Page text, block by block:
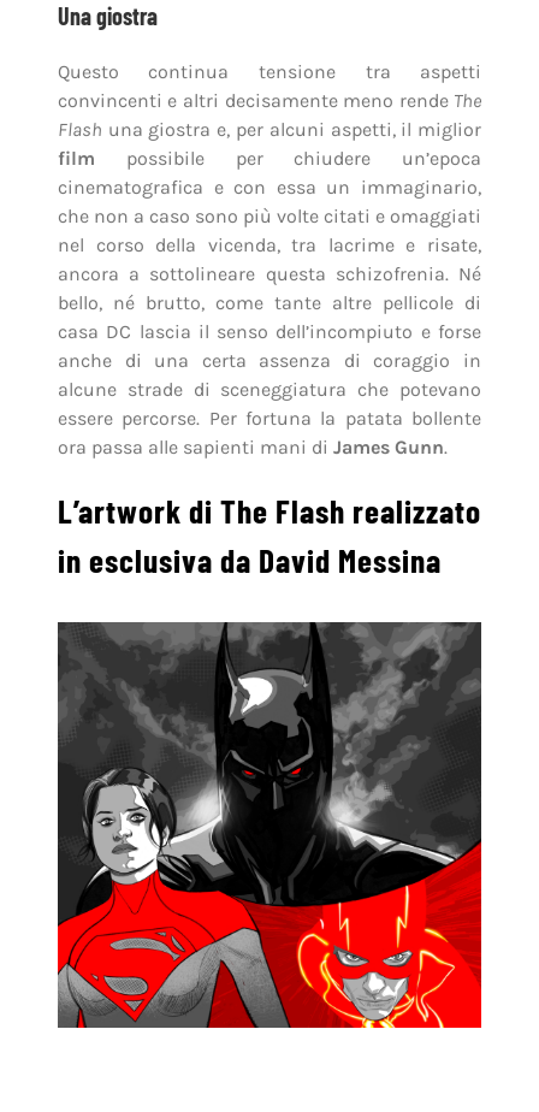
Una giostra
Questo continua tensione tra aspetti
convincenti e altri decisamente meno rende The
Flash una giostra e, per alcuni aspetti, il miglior
film possibile per chiudere un’epoca
cinematografica e con essa un immaginario,
che non a caso sono più volte citati e omaggiati
nel corso della vicenda, tra lacrime e risate,
ancora a sottolineare questa schizofrenia. Né
bello, né brutto, come tante altre pellicole di
casa DC lascia il senso dell’incompiuto e forse
anche di una certa assenza di coraggio in
alcune strade di sceneggiatura che potevano
essere percorse. Per fortuna la patata bollente
ora passa alle sapienti mani di James Gunn.
L’artwork di The Flash realizzato
in esclusiva da David Messina